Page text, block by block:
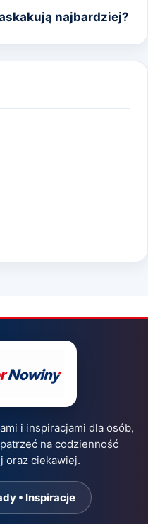
najbardziej?
i inspiracjami dla osób,
na codzienność
oraz ciekawiej.
• Inspiracje